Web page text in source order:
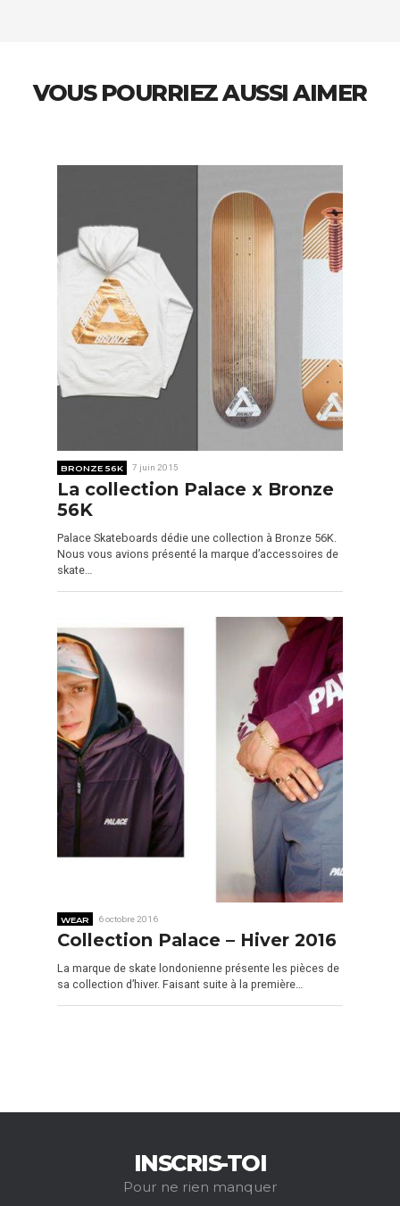
VOUS POURRIEZ AUSSI AIMER
BRONZE 56K 7 juin 2015
La collection Palace x Bronze
56K
Palace Skateboards dédie une collection à Bronze 56K.
Nous vous avions présenté la marque d’accessoires de
skate…
WEAR 6 octobre 2016
Collection Palace – Hiver 2016
La marque de skate londonienne présente les pièces de
sa collection d’hiver. Faisant suite à la première…
INSCRIS-TOI
Pour ne rien manquer